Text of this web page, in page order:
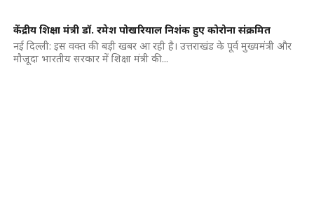
केंद्रीय शिक्षा मंत्री डॉ. रमेश पोखरियाल निशंक हुए कोरोना संक्रमित
नई दिल्ली: इस वक्त की बड़ी खबर आ रही है। उत्तराखंड के पूर्व मुख्यमंत्री और
मौजूदा भारतीय सरकार में शिक्षा मंत्री की...